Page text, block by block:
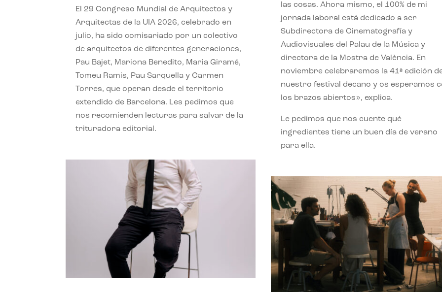
El 29 Congreso Mundial de Arquitectos y
Arquitectas de la UIA 2026, celebrado en
julio, ha sido comisariado por un colectivo
de arquitectos de diferentes generaciones,
Pau Bajet, Mariona Benedito, Maria Giramé,
Tomeu Ramis, Pau Sarquella y Carmen
Torres, que operan desde el territorio
extendido de Barcelona. Les pedimos que
nos recomienden lecturas para salvar de la
trituradora editorial.
las cosas. Ahora mismo, el 100% de mi
jornada laboral está dedicado a ser
Subdirectora de Cinematografía y
Audiovisuales del Palau de la Música y
directora de la Mostra de València. En
noviembre celebraremos la 41ª edición
nuestro festival decano y os esperamos
los brazos abiertos», explica.
Le pedimos que nos cuente qué
ingredientes tiene un buen día de verano
para ella.